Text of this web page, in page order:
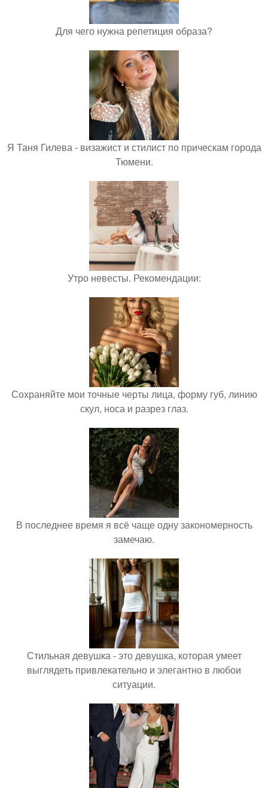
Для чего нужна репетиция образа?
Я Таня Гилева - визажист и стилист по прическам города
Тюмени.
Утро невесты. Рекомендации:
Сохраняйте мои точные черты лица, форму губ, линию
скул, носа и разрез глаз.
В последнее время я всё чаще одну закономерность
замечаю.
Стильная девушка - это девушка, которая умеет
выглядеть привлекательно и элегантно в любои
ситуации.